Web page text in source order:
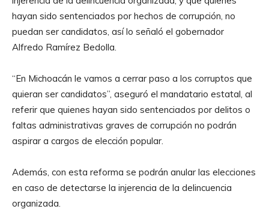
hayan sido sentenciados por hechos de corrupción, no
puedan ser candidatos, así lo señaló el gobernador
Alfredo Ramírez Bedolla.
“En Michoacán le vamos a cerrar paso a los corruptos que
quieran ser candidatos”, aseguró el mandatario estatal, al
referir que quienes hayan sido sentenciados por delitos o
faltas administrativas graves de corrupción no podrán
aspirar a cargos de elección popular.
Además, con esta reforma se podrán anular las elecciones
en caso de detectarse la injerencia de la delincuencia
organizada.